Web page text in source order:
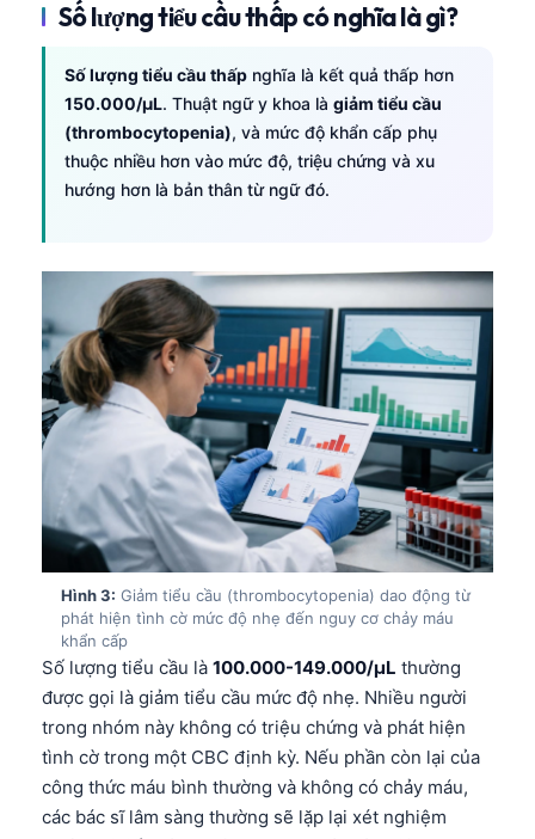
Số lượng tiểu cầu thấp có nghĩa là gì?
Số lượng tiểu cầu thấp nghĩa là kết quả thấp hơn
150.000/µL. Thuật ngữ y khoa là giảm tiểu cầu
(thrombocytopenia), và mức độ khẩn cấp phụ
thuộc nhiều hơn vào mức độ, triệu chứng và xu
hướng hơn là bản thân từ ngữ đó.
Hình 3: Giảm tiểu cầu (thrombocytopenia) dao động từ
phát hiện tình cờ mức độ nhẹ đến nguy cơ chảy máu
khẩn cấp
Số lượng tiểu cầu là 100.000-149.000/µL thường
được gọi là giảm tiểu cầu mức độ nhẹ. Nhiều người
trong nhóm này không có triệu chứng và phát hiện
tình cờ trong một CBC định kỳ. Nếu phần còn lại của
công thức máu bình thường và không có chảy máu,
các bác sĩ lâm sàng thường sẽ lặp lại xét nghiệm